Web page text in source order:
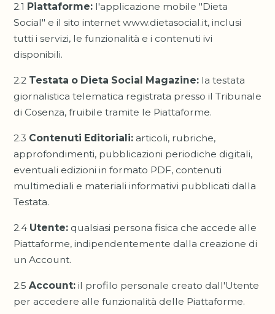
2.1 Piattaforme: l'applicazione mobile "Dieta
Social" e il sito internet www.dietasocial.it, inclusi
tutti i servizi, le funzionalità e i contenuti ivi
disponibili.
2.2 Testata o Dieta Social Magazine: la testata
giornalistica telematica registrata presso il Tribunale
di Cosenza, fruibile tramite le Piattaforme.
2.3 Contenuti Editoriali: articoli, rubriche,
approfondimenti, pubblicazioni periodiche digitali,
eventuali edizioni in formato PDF, contenuti
multimediali e materiali informativi pubblicati dalla
Testata.
2.4 Utente: qualsiasi persona fisica che accede alle
Piattaforme, indipendentemente dalla creazione di
un Account.
2.5 Account: il profilo personale creato dall'Utente
per accedere alle funzionalità delle Piattaforme.